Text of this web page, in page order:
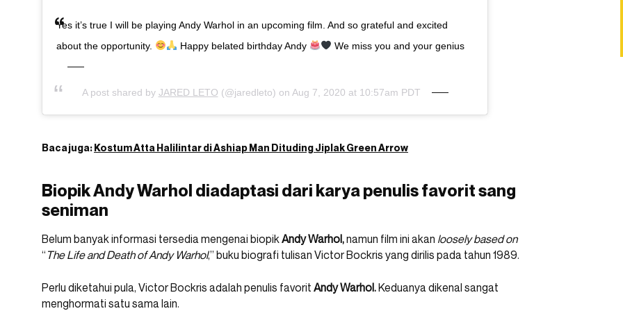
Yes it’s true I will be playing Andy Warhol in an upcoming film. And so grateful and excited
about the opportunity.
Happy belated birthday Andy We miss you and your genius
A post shared by JARED LETO (@jaredleto) on Aug 7, 2020 at 10:57am PDT
Baca juga:Kostum Atta Halilintar di Ashiap Man Dituding Jiplak Green Arrow
Biopik Andy Warhol diadaptasi dari karya penulis favorit sang
seniman
Belum banyak informasi tersedia mengenai biopik Andy Warhol,namun film ini akan loosely based on
“ The Life and Death of Andy Warhol,” buku biografi tulisan Victor Bockris yang dirilis pada tahun 1989.
Perlu diketahui pula, Victor Bockris adalah penulis favorit Andy Warhol.Keduanya dikenal sangat
menghormati satu sama lain.